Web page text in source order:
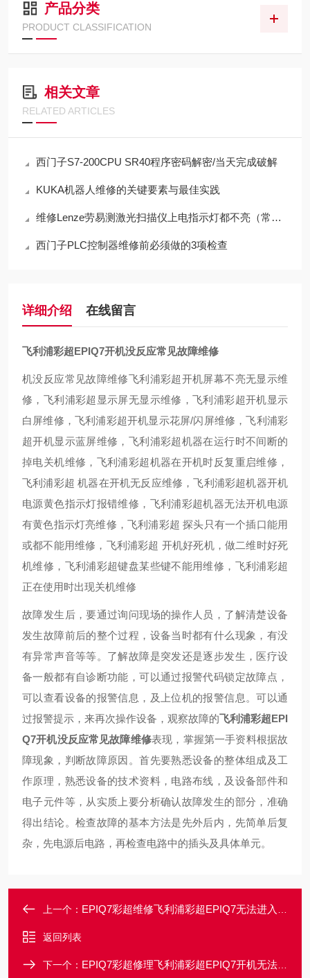
产品分类
PRODUCT CLASSIFICATION
相关文章
RELATED ARTICLES
西门子S7-200CPU SR40程序密码解密/当天完成破解
KUKA机器人维修的关键要素与最佳实践
维修Lenze劳易测激光扫描仪上电指示灯都不亮（常年修此故障）
西门子PLC控制器维修前必须做的3项检查
详细介绍 在线留言
飞利浦彩超EPIQ7开机没反应常见故障维修
机没反应常见故障维修飞利浦彩超开机屏幕不亮无显示维
修，飞利浦彩超显示屏无显示维修，飞利浦彩超开机显示
白屏维修，飞利浦彩超开机显示花屏/闪屏维修，飞利浦彩
超开机显示蓝屏维修，飞利浦彩超机器在运行时不间断的
掉电关机维修，飞利浦彩超机器在开机时反复重启维修，
飞利浦彩超 机器在开机无反应维修，飞利浦彩超机器开机
电源黄色指示灯报错维修，飞利浦彩超机器无法开机电源
有黄色指示灯亮维修，飞利浦彩超 探头只有一个插口能用
或都不能用维修，飞利浦彩超 开机好死机，做二维时好死
机维修，飞利浦彩超键盘某些键不能用维修，飞利浦彩超
正在使用时出现关机维修
故障发生后，要通过询问现场的操作人员，了解清楚设备
发生故障前后的整个过程，设备当时都有什么现象，有没
有异常声音等等。了解故障是突发还是逐步发生，医疗设
备一般都有自诊断功能，可以通过报警代码锁定故障点，
可以查看设备的报警信息，及上位机的报警信息。可以通
过报警提示，来再次操作设备，观察故障的飞利浦彩超EPI
Q7开机没反应常见故障维修表现，掌握第一手资料根据故
障现象，判断故障原因。首先要熟悉设备的整体组成及工
作原理，熟悉设备的技术资料，电路布线，及设备部件和
电子元件等，从实质上要分析确认故障发生的部分，准确
得出结论。检查故障的基本方法是先外后内，先简单后复
杂，先电源后电路，再检查电路中的插头及具体单元。
上一个： EPIQ7彩超维修飞利浦彩超EPIQ7无法进入超声界面故障维修
返回列表
下一个： EPIQ7彩超修理飞利浦彩超EPIQ7开机无法启动常见故障维修